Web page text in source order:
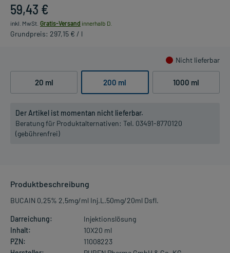
59,43 €
inkl. MwSt. Gratis-Versand innerhalb D.
Grundpreis: 297,15 € / l
Nicht lieferbar
20 ml 200 ml 1000 ml
Der Artikel ist momentan nicht lieferbar.
Beratung für Produktalternativen: Tel. 03491-8770120
(gebührenfrei)
Produktbeschreibung
BUCAIN 0,25% 2,5mg/ml Inj.L.50mg/20ml Dsfl.
Darreichung:
Injektionslösung
Inhalt:
10X20 ml
PZN:
11008223